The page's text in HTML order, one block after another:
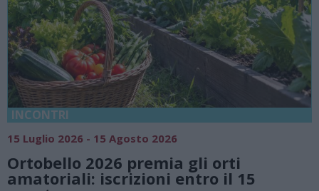
15
18 Luglio 2026 - 15 Agosto 2026
Vivi l’estate a Villa
natura e atmosfere senza
Lago di Lugano